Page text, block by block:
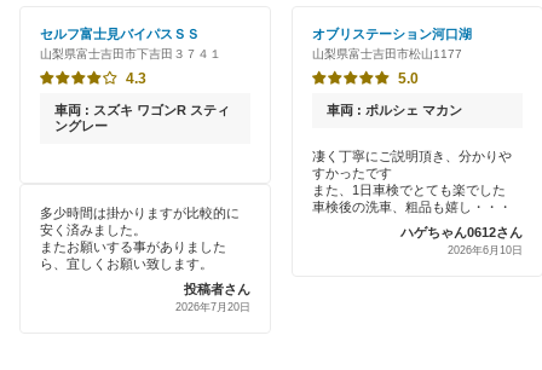
甲府市
中央市
都留市
西八代郡
クレジットカードOK
土日祝OK
引取り・納車あり
輸入車OK
アップル車検
オートバックス
チャレンジ車検
キグナス車検
出光興産「らくらく安心車検」
セルフ富士見バイパスＳＳ
山梨県富士吉田市下吉田３７４１
4.3
車両 : スズキ ワゴンR スティ
ングレー
多少時間は掛かりますが比較的に
安く済みました。
またお願いする事がありました
ら、宜しくお願い致します。
投稿者さん
2026年7月20日
オブリステーション河口湖
山梨県富士吉田市松山1177
5.0
車両 : ポルシェ マカン
凄く丁寧にご説明頂き、分かりや
すかったです
また、1日車検でとても楽でした
車検後の洗車、粗品も嬉し・・・
ハゲちゃん0612さん
2026年6月10日